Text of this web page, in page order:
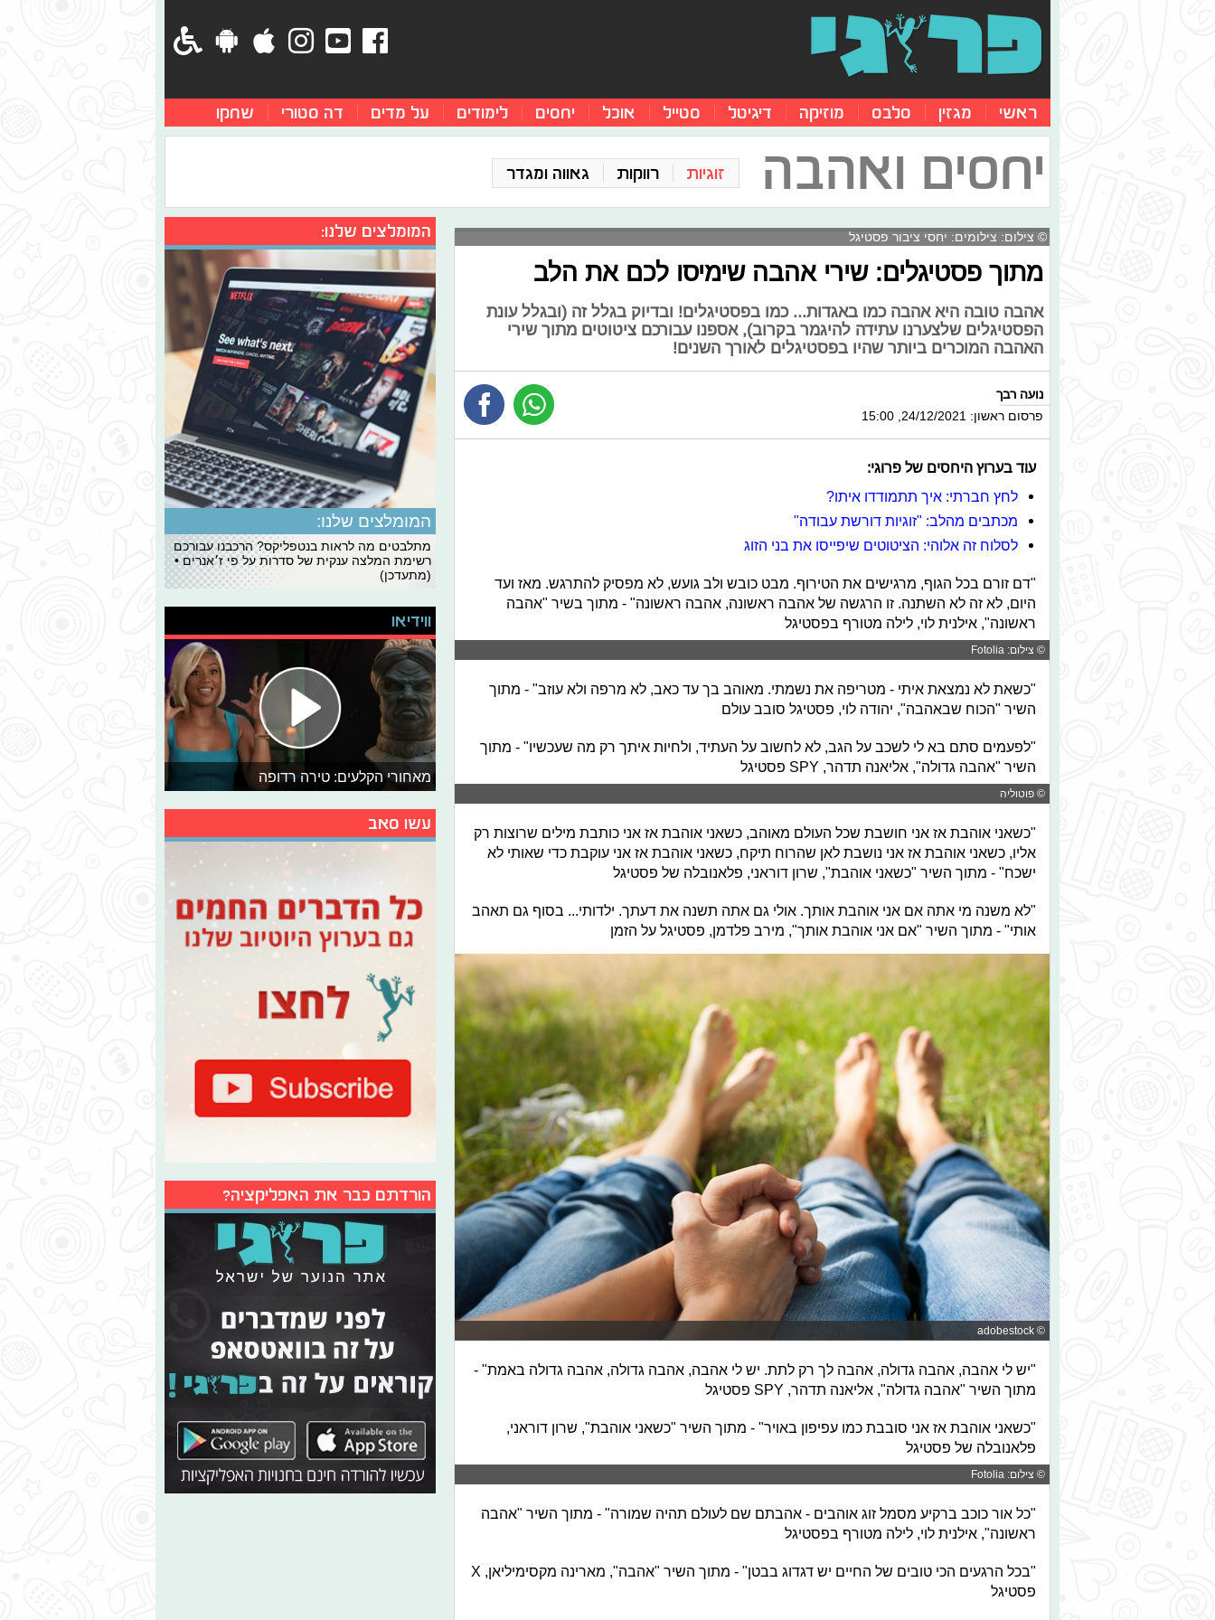
ראשי מגזין סלבס מוזיקה דיגיטל סטייל אוכל יחסים לימודים על מדים דה סטורי שחקו
יחסים ואהבה זוגיות רווקות גאווה ומגדר
© צילום: צילומים: יחסי ציבור פסטיגל
מתוך פסטיגלים: שירי אהבה שימיסו לכם את הלב
אהבה טובה היא אהבה כמו באגדות... כמו בפסטיגלים! ובדיוק בגלל זה (ובגלל עונת
הפסטיגלים שלצערנו עתידה להיגמר בקרוב), אספנו עבורכם ציטוטים מתוך שירי
האהבה המוכרים ביותר שהיו בפסטיגלים לאורך השנים!
נועה רבך
פרסום ראשון: 24/12/2021, 15:00
עוד בערוץ היחסים של פרוגי:
לחץ חברתי: איך תתמודדו איתו?
מכתבים מהלב: "זוגיות דורשת עבודה"
לסלוח זה אלוהי: הציטוטים שיפייסו את בני הזוג
"דם זורם בכל הגוף, מרגישים את הטירוף. מבט כובש ולב גועש, לא מפסיק להתרגש. מאז ועד
היום, לא זה לא השתנה. זו הרגשה של אהבה ראשונה, אהבה ראשונה" - מתוך בשיר "אהבה
ראשונה", אילנית לוי, לילה מטורף בפסטיגל
© צילום: Fotolia
"כשאת לא נמצאת איתי - מטריפה את נשמתי. מאוהב בך עד כאב, לא מרפה ולא עוזב" - מתוך
השיר "הכוח שבאהבה", יהודה לוי, פסטיגל סובב עולם
"לפעמים סתם בא לי לשכב על הגב, לא לחשוב על העתיד, ולחיות איתך רק מה שעכשיו" - מתוך
השיר "אהבה גדולה", אליאנה תדהר, SPY פסטיגל
© פוטוליה
"כשאני אוהבת אז אני חושבת שכל העולם מאוהב, כשאני אוהבת אז אני כותבת מילים שרוצות רק
אליו, כשאני אוהבת אז אני נושבת לאן שהרוח תיקח, כשאני אוהבת אז אני עוקבת כדי שאותי לא
ישכח" - מתוך השיר "כשאני אוהבת", שרון דוראני, פלאנובלה של פסטיגל
"לא משנה מי אתה אם אני אוהבת אותך. אולי גם אתה תשנה את דעתך. ילדותי... בסוף גם תאהב
אותי" - מתוך השיר "אם אני אוהבת אותך", מירב פלדמן, פסטיגל על הזמן
© adobestock
"יש לי אהבה, אהבה גדולה, אהבה לך רק לתת. יש לי אהבה, אהבה גדולה, אהבה גדולה באמת" -
מתוך השיר "אהבה גדולה", אליאנה תדהר, SPY פסטיגל
"כשאני אוהבת אז אני סובבת כמו עפיפון באויר" - מתוך השיר "כשאני אוהבת", שרון דוראני,
פלאנובלה של פסטיגל
© צילום: Fotolia
"כל אור כוכב ברקיע מסמל זוג אוהבים - אהבתם שם לעולם תהיה שמורה" - מתוך השיר "אהבה
ראשונה", אילנית לוי, לילה מטורף בפסטיגל
"בכל הרגעים הכי טובים של החיים יש דגדוג בבטן" - מתוך השיר "אהבה", מארינה מקסימיליאן, X
פסטיגל
המומלצים שלנו:
המומלצים שלנו:
מתלבטים מה לראות בנטפליקס? הרכבנו עבורכם
רשימת המלצה ענקית של סדרות על פי ז׳אנרים •
(מתעדכן)
ווידיאו
מאחורי הקלעים: טירה רדופה
עשו סאב
הורדתם כבר את האפליקציה?